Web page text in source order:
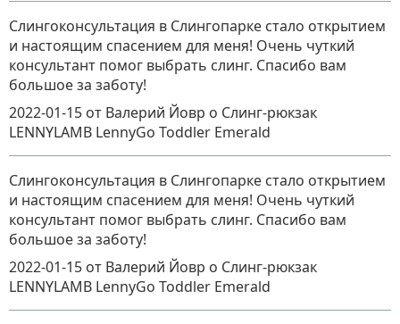
Слингоконсультация в Слингопарке стало открытием
и настоящим спасением для меня! Очень чуткий
консультант помог выбрать слинг. Спасибо вам
большое за заботу!
2022-01-15 от Валерий Йовр о Слинг-рюкзак
LENNYLAMB LennyGo Toddler Emerald
Слингоконсультация в Слингопарке стало открытием
и настоящим спасением для меня! Очень чуткий
консультант помог выбрать слинг. Спасибо вам
большое за заботу!
2022-01-15 от Валерий Йовр о Слинг-рюкзак
LENNYLAMB LennyGo Toddler Emerald